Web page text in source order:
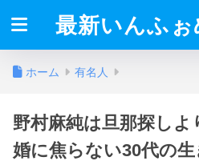
最新いんふ
ホーム 有名人
野村麻純は旦那探しよ
婚に焦らない30代の生